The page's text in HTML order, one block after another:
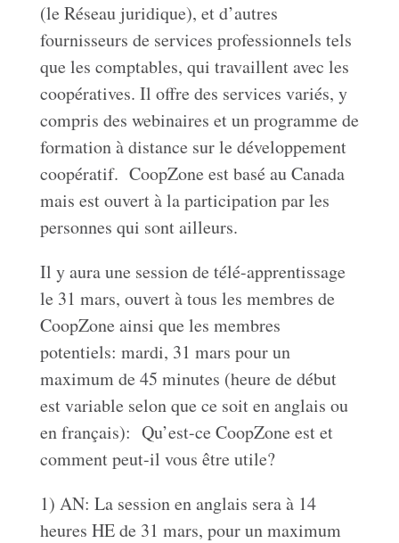
(le Réseau juridique), et d’autres
fournisseurs de services professionnels tels
que les comptables, qui travaillent avec les
coopératives. Il offre des services variés, y
compris des webinaires et un programme de
formation à distance sur le développement
coopératif. CoopZone est basé au Canada
mais est ouvert à la participation par les
personnes qui sont ailleurs.
Il y aura une session de télé-apprentissage
le 31 mars, ouvert à tous les membres de
CoopZone ainsi que les membres
potentiels: mardi, 31 mars pour un
maximum de 45 minutes (heure de début
est variable selon que ce soit en anglais ou
en français): Qu’est-ce CoopZone est et
comment peut-il vous être utile?
1) AN: La session en anglais sera à 14
heures HE de 31 mars, pour un maximum